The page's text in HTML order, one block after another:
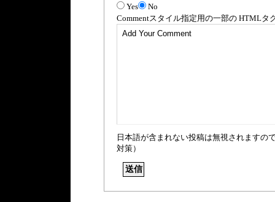
Yes
No
Commentスタイル指定用の一部の HTMLタ
日本語が含まれない投稿は無視されますの
対策）